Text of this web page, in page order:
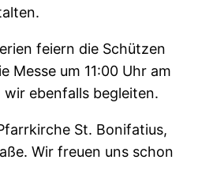
feiern die Schützen
Messe um 11:00 Uhr am
ebenfalls begleiten.
St. Bonifatius,
Wir freuen uns schon